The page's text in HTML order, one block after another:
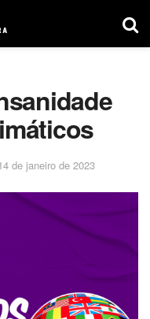
de janeiro de 2023